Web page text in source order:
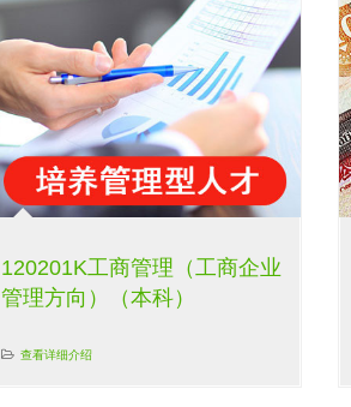
120201K工商管理（工商企业
管理方向）（本科）
查看详细介绍